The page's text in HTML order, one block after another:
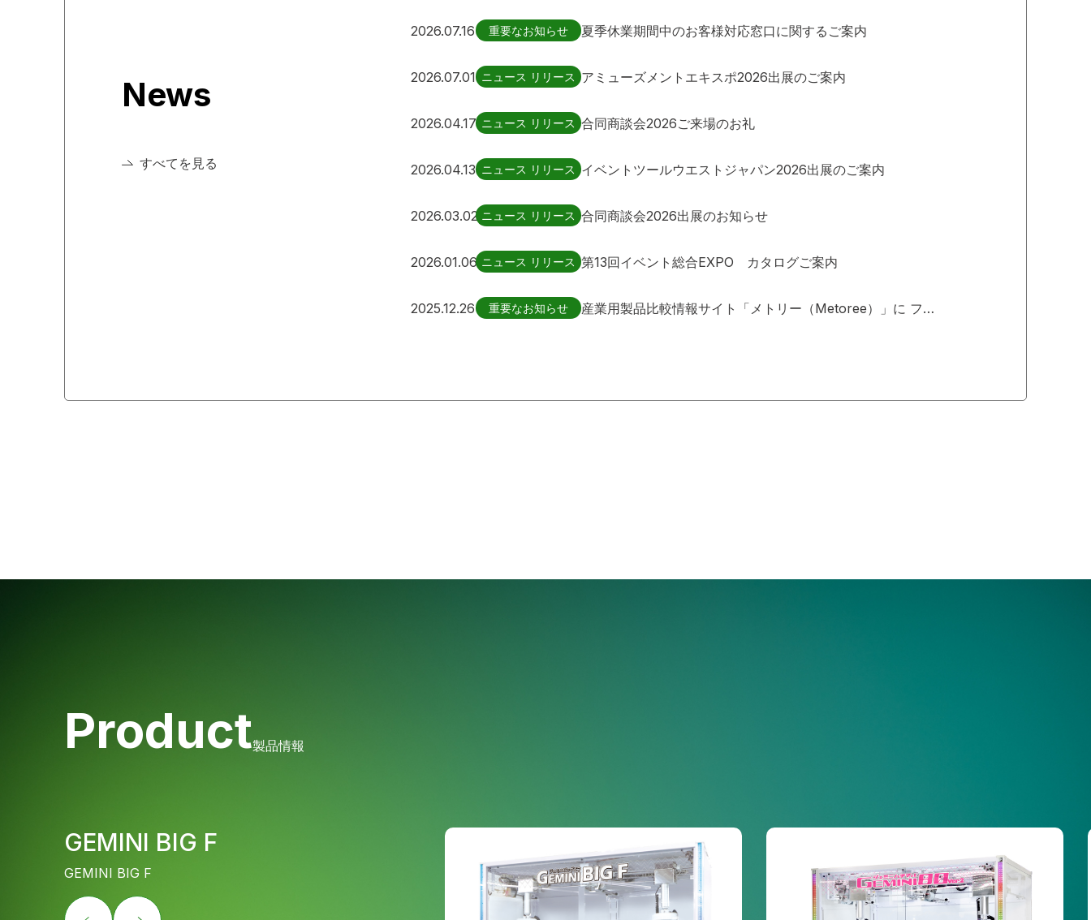
News
すべてを見る
2026.07.16 重要なお知らせ 夏季休業期間中のお客様対応窓口に関するご案内
2026.07.01 ニュース リリース アミューズメントエキスポ2026出展のご案内
2026.04.17 ニュース リリース 合同商談会2026ご来場のお礼
2026.04.13 ニュース リリース イベントツールウエストジャパン2026出展のご案内
2026.03.02 ニュース リリース 合同商談会2026出展のお知らせ
2026.01.06 ニュース リリース 第13回イベント総合EXPO カタログご案内
2025.12.26 重要なお知らせ 産業用製品比較情報サイト「メトリー（Metoree）」に フェンス(遊具用)が紹介されました。
Product製品情報
GEMINI BIG F
GEMINI BIG F